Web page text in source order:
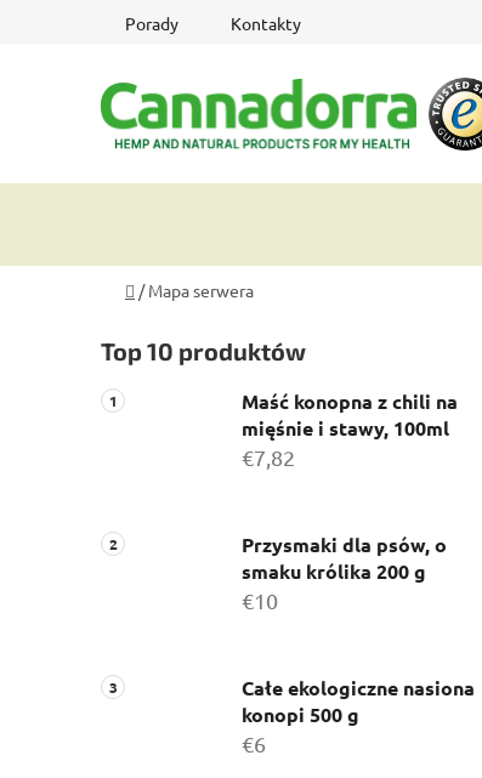
Porady Kontakty
Home
/ Mapa serwera
a
s
e
c
Top 10 produktów
Maść konopna z chili na
mięśnie i stawy, 100ml
€7,82
Przysmaki dla psów, o
smaku królika 200 g
€10
Całe ekologiczne nasiona
konopi 500 g
€6